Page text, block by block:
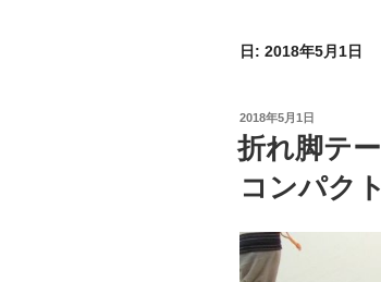
日: 2018年5月1日
投
稿
日:
2018年5月1日
折れ脚テ
コンパク